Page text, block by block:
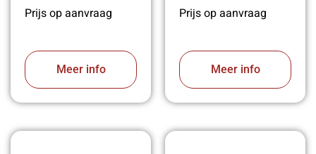
Prijs op aanvraag
Meer info
Prijs op aanvraag
Meer info